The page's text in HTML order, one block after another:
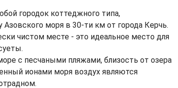
городок коттеджного типа,
моря в 30-ти км от города Керчь.
чистом месте - это идеальное место для
с песчаными пляжами, близость от озера
ионами моря воздух являются